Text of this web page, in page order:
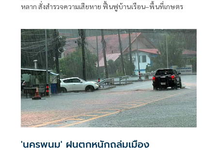
หลาก สั่งสำรวจความเสียหาย ฟื้นฟูบ้านเรือน–พื้นที่เกษตร
'นครพนม' ฝนตกหนักถล่มเมือง